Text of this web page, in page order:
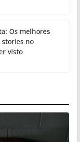
Os melhores
no
visto